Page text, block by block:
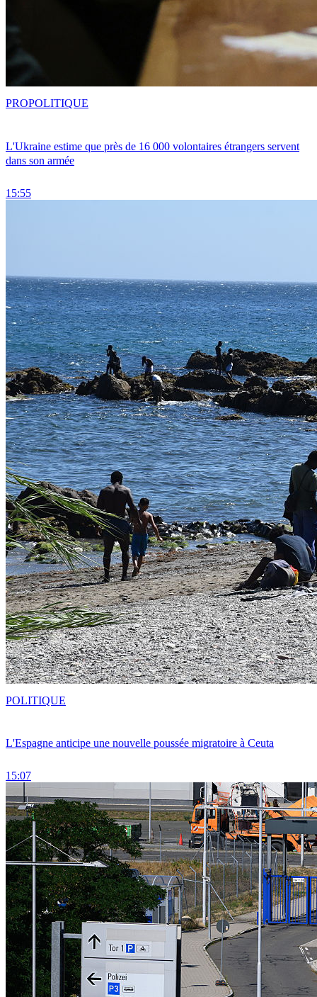
L'Ukraine estime que près de 16 000 volontaires étrangers servent
dans son armée
15:55
PROPOLITIQUE
L'Espagne anticipe une nouvelle poussée migratoire à Ceuta
15:07
POLITIQUE